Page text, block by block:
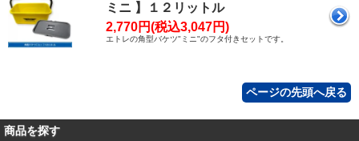
ミニ 】１２リットル
2,770円(税込3,047円)
エトレの角型バケツ"ミニ"のフタ付きセットです。
ページの先頭へ戻る
商品を探す